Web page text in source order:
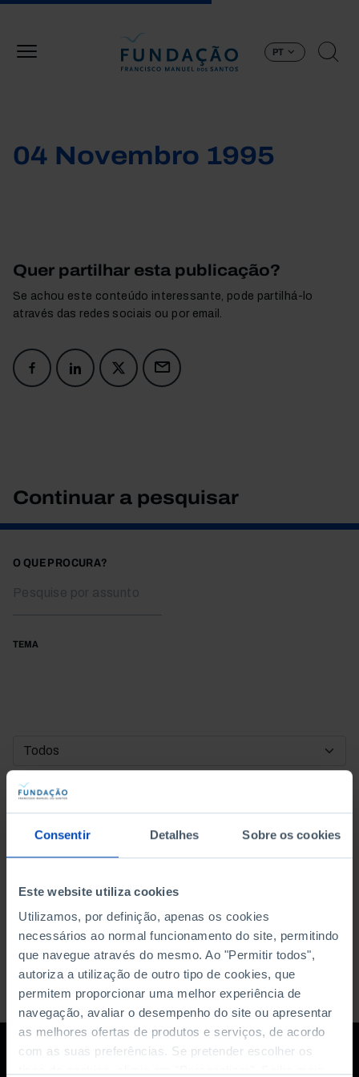
Consentir Detalhes Sobre os cookies
Este website utiliza cookies
Utilizamos, por definição, apenas os cookies
necessários ao normal funcionamento do site, permitindo
que navegue através do mesmo. Ao "Permitir todos",
autoriza a utilização de outro tipo de cookies, que
permitem proporcionar uma melhor experiência de
navegação, avaliar o desempenho do site ou apresentar
as melhores ofertas de produtos e serviços, de acordo
com as suas preferências. Se pretender escolher os
PT
04 Novembro 1995
Quer partilhar esta publicação?
Se achou este conteúdo interessante, pode partilhá-lo
através das redes sociais ou por email.
Continuar a pesquisar
O QUE PROCURA?
TEMA
DATA DE INÍCIO
DATA DE FIM